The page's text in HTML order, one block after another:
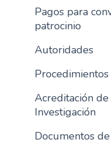
Pagos para
patrocinio
Autoridades
Acreditación
Investigación
Documentos